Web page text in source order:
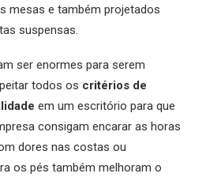
mesas e também projetados
suspensas.
ser enormes para serem
todos os critérios de
em um escritório para que
consigam encarar as horas
dores nas costas ou
os pés também melhoram o